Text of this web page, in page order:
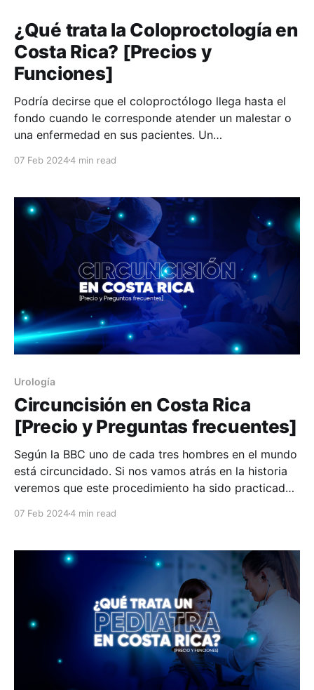
¿Qué trata la Coloproctología en
Costa Rica? [Precios y
Funciones]
Podría decirse que el coloproctólogo llega hasta el
fondo cuando le corresponde atender un malestar o
una enfermedad en sus pacientes. Un
especializa en el diagnóstico y tratamiento de
recto y el ano. Dentro de sus labores está
07 Feb 20244 min read
Urología
Circuncisión en Costa Rica
[Precio y Preguntas frecuentes]
Según la BBC uno de cada tres hombres en el mundo
está circuncidado. Si nos vamos atrás en la historia
veremos que este procedimiento ha sido practicado
07 Feb 20244 min read